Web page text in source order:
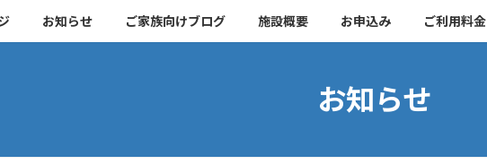
お知らせ ご家族向けブログ 施設概要 お申込み ご利用料金
お知らせ